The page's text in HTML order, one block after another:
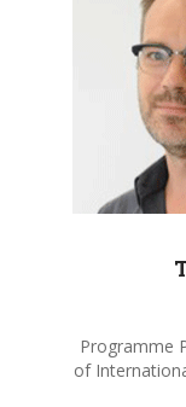
Programme
of